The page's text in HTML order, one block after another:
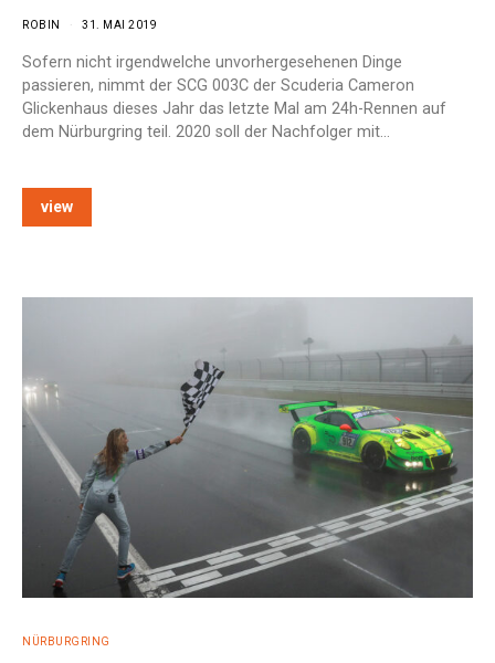
ROBIN 31. MAI 2019
Sofern nicht irgendwelche unvorhergesehenen Dinge
passieren, nimmt der SCG 003C der Scuderia Cameron
Glickenhaus dieses Jahr das letzte Mal am 24h-Rennen auf
dem Nürburgring teil. 2020 soll der Nachfolger mit…
view
NÜRBURGRING